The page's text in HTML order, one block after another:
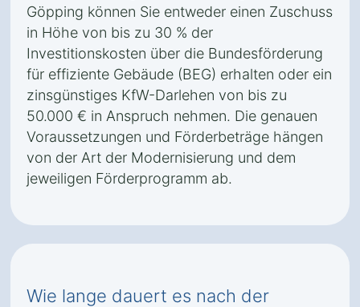
Göpping können Sie entweder einen Zuschuss
in Höhe von bis zu 30 % der
Investitionskosten über die Bundesförderung
für effiziente Gebäude (BEG) erhalten oder ein
zinsgünstiges KfW-Darlehen von bis zu
50.000 € in Anspruch nehmen. Die genauen
Voraussetzungen und Förderbeträge hängen
von der Art der Modernisierung und dem
jeweiligen Förderprogramm ab.
Wie lange dauert es nach der